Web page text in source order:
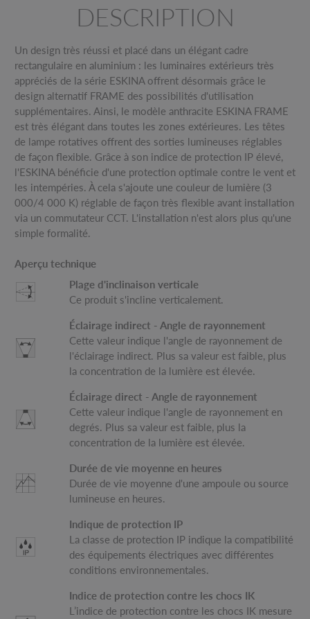
DESCRIPTION
Un design très réussi et placé dans un élégant cadre
rectangulaire en aluminium : les luminaires extérieurs très
appréciés de la série ESKINA offrent désormais grâce le
design alternatif FRAME des possibilités d'utilisation
supplémentaires. Ainsi, le modèle anthracite ESKINA FRAME
est très élégant dans toutes les zones extérieures. Les têtes
de lampe rotatives offrent des sorties lumineuses réglables
de façon flexible. Grâce à son indice de protection IP élevé,
l'ESKINA bénéficie d'une protection optimale contre le vent et
les intempéries. À cela s'ajoute une couleur de lumière (3
000/4 000 K) réglable de façon très flexible avant installation
via un commutateur CCT. L'installation n'est alors plus qu'une
simple formalité.
Aperçu technique
Plage d'inclinaison verticale
Ce produit s'incline verticalement.
Éclairage indirect - Angle de rayonnement
Cette valeur indique l'angle de rayonnement de
l'éclairage indirect. Plus sa valeur est faible, plus
la concentration de la lumière est élevée.
Éclairage direct - Angle de rayonnement
Cette valeur indique l'angle de rayonnement en
degrés. Plus sa valeur est faible, plus la
concentration de la lumière est élevée.
Durée de vie moyenne en heures
Durée de vie moyenne d'une ampoule ou source
lumineuse en heures.
Indique de protection IP
La classe de protection IP indique la compatibilité
des équipements électriques avec différentes
conditions environnementales.
Indice de protection contre les chocs IK
L’indice de protection contre les chocs IK mesure